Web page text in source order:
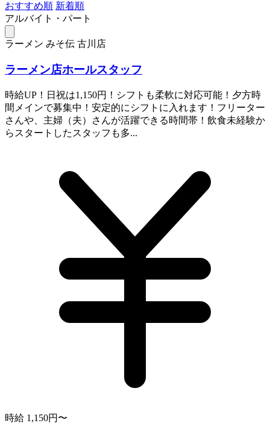
おすすめ順 新着順
アルバイト・パート
ラーメン みそ伝 古川店
ラーメン店ホールスタッフ
時給UP！日祝は1,150円！シフトも柔軟に対応可能！夕方時
間メインで募集中！安定的にシフトに入れます！フリーター
さんや、主婦（夫）さんが活躍できる時間帯！飲食未経験か
らスタートしたスタッフも多...
時給 1,150円〜